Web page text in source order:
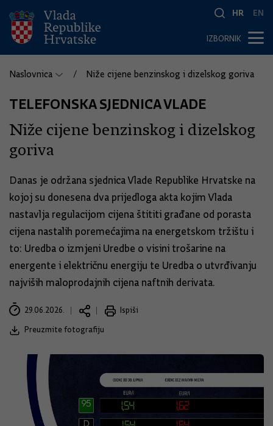
HR EN
IZBORNIK
Naslovnica Niže cijene benzinskog i dizelskog goriva
TELEFONSKA SJEDNICA VLADE
Niže cijene benzinskog i dizelskog
goriva
Danas je održana sjednica Vlade Republike Hrvatske na
kojoj su donesena dva prijedloga akta kojim Vlada
nastavlja regulacijom cijena štititi građane od porasta
cijena nastalih poremećajima na energetskom tržištu i
to: Uredba o izmjeni Uredbe o visini trošarine na
energente i električnu energiju te Uredba o utvrđivanju
najviših maloprodajnih cijena naftnih derivata.
29.06.2026.
Ispiši
Preuzmite fotografiju